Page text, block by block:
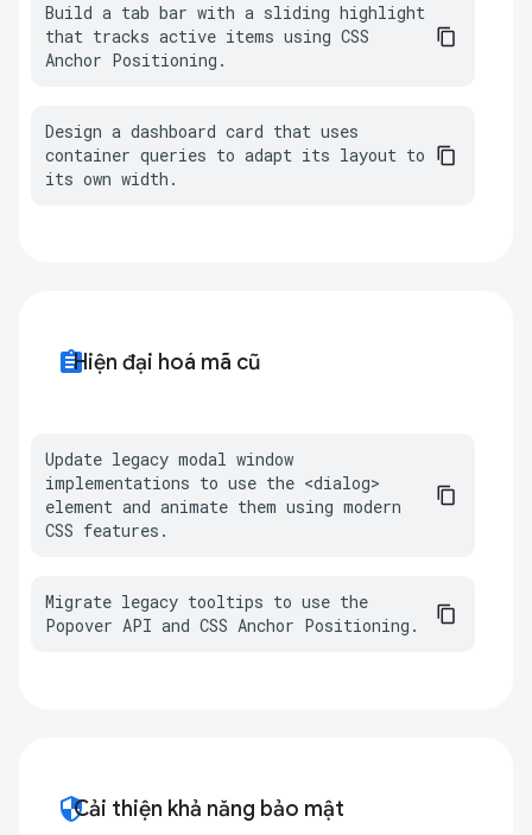
Build a tab bar with a sliding highlight
that tracks active items using CSS
Anchor Positioning.
Design a dashboard card that uses
container queries to adapt its layout to
its own width.
assignmentHiện đại hoá mã cũ
Update legacy modal window
implementations to use the <dialog>
element and animate them using modern
CSS features.
Migrate legacy tooltips to use the
Popover API and CSS Anchor Positioning.
securityCải thiện khả năng bảo mật